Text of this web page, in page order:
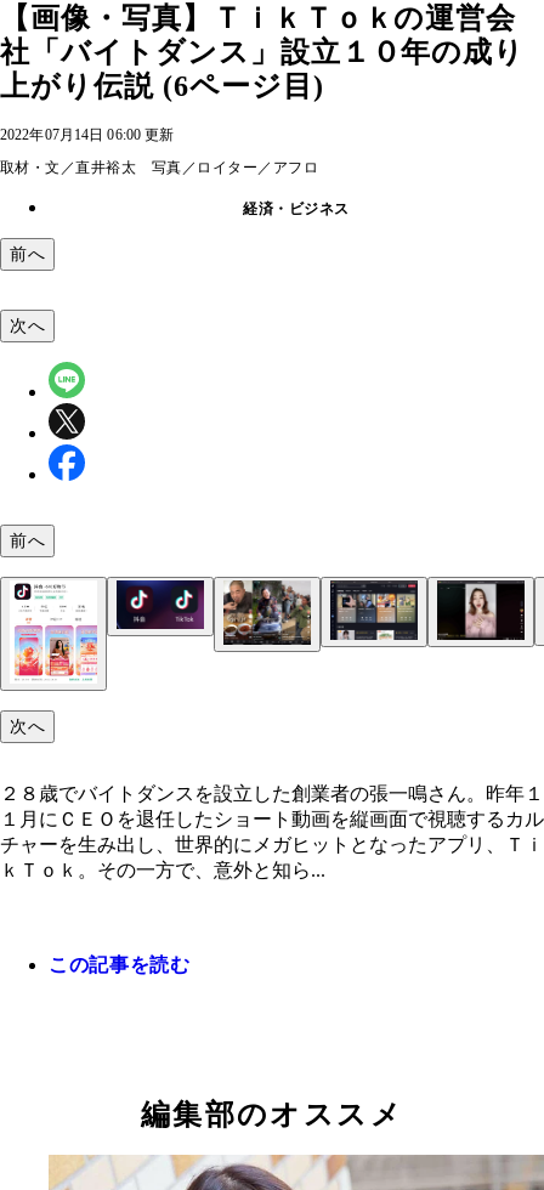
【画像・写真】ＴｉｋＴｏｋの運営会
社「バイトダンス」設立１０年の成り
上がり伝説 (6ページ目)
2022年07月14日 06:00 更新
取材・文／直井裕太 写真／ロイター／アフロ
経済・ビジネス
前へ
ンアプリ、今日头条。日本を含む海外ではＴｏｐ
ｚｚの名称で配信された
今日头条で軍事情報ばかり閲覧しているミリオタ
マースを開くとガンプラだらけという、有能レコ
ド。このレコメンドシステムは抖音にも実装され
はダウンロードできず、グローバルはすべてＴｉ
配信される動画もまったくの別物となっているが
ｋＴｏｋと抖音は同じアイコンを使用
るワイルドクッキングや、ご当地の方言でヒット
ったりと独自のドロくささ路線が大人気。中国で
ート動画アプリの二番手として君臨している
一般的な方法では日本国内のｉＯＳやＡｎｄｒｏ
最近は日本人のインフルエンサーも登場
次へ
前へ
次へ
２８歳でバイトダンスを設立した創業者の張一鳴さん。昨年１
１月にＣＥＯを退任したショート動画を縦画面で視聴するカル
チャーを生み出し、世界的にメガヒットとなったアプリ、Ｔｉ
ｋＴｏｋ。その一方で、意外と知ら...
この記事を読む
編集部のオススメ